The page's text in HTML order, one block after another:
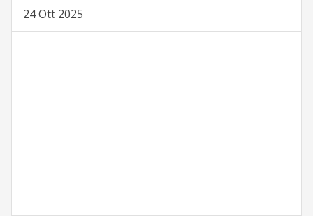
24 Ott 2025